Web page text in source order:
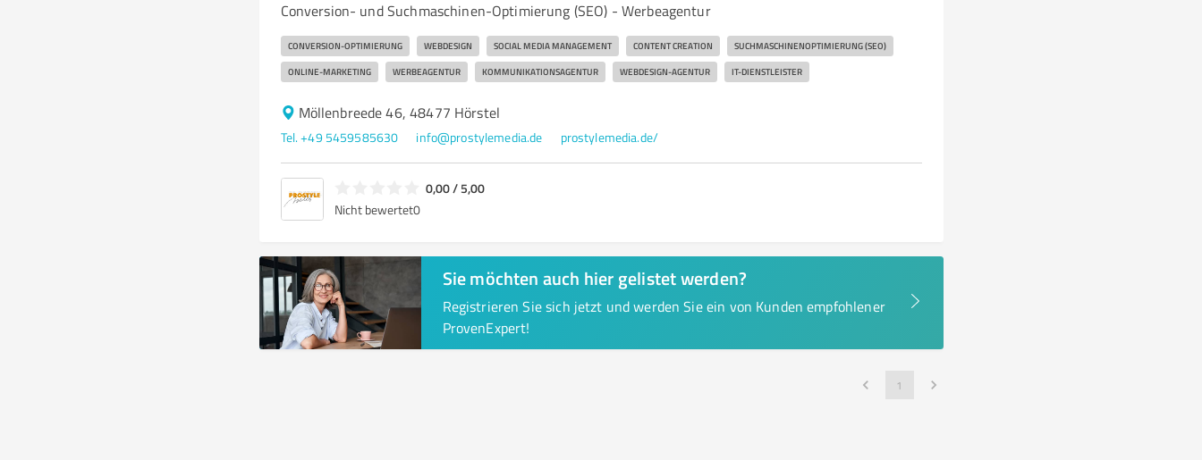
Conversion- und Suchmaschinen-Optimierung (SEO) - Werbeagentur
CONVERSION-OPTIMIERUNG WEBDESIGN SOCIAL MEDIA MANAGEMENT CONTENT CREATION SUCHMASCHINENOPTIMIERUNG (SEO)
ONLINE-MARKETING WERBEAGENTUR KOMMUNIKATIONSAGENTUR WEBDESIGN-AGENTUR IT-DIENSTLEISTER
Möllenbreede 46, 48477 Hörstel
Tel. +49 5459585630 info@prostylemedia.de prostylemedia.de/
0,00 / 5,00
Nicht bewertet0
Sie möchten auch hier gelistet werden?
Registrieren Sie sich jetzt und werden Sie ein von Kunden empfohlener
ProvenExpert!
1